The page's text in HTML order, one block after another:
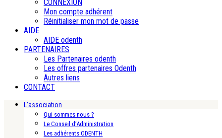
CONNEXION
Mon compte adhérent
Réinitialiser mon mot de passe
AIDE
AIDE odenth
PARTENAIRES
Les Partenaires odenth
Les offres partenaires Odenth
Autres liens
CONTACT
L’association
Qui sommes nous ?
Le Conseil d’Administration
Les adhérents ODENTH